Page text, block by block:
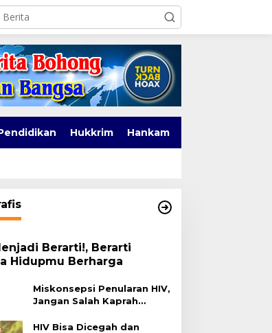
Hukkrim Hankam
Berarti!, Berarti
Hidupmu Berharga
Miskonsepsi Penularan HIV,
Jangan Salah Kaprah
HIV Bisa Dicegah dan